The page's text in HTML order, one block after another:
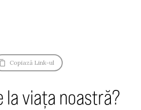
Copiază Link-ul
la viața noastră?